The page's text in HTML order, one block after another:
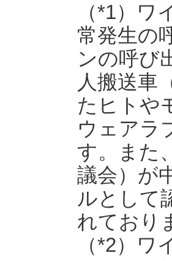
（*1）
常発生の
ンの呼び
人搬送車
たヒトや
ウェアラ
す。また
議会）が
ルとして
れており
（*2）